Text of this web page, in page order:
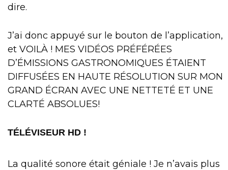
dire.
J’ai donc appuyé sur le bouton de l’application,
et VOILÀ ! MES VIDÉOS PRÉFÉRÉES
D’ÉMISSIONS GASTRONOMIQUES ÉTAIENT
DIFFUSÉES EN HAUTE RÉSOLUTION SUR MON
GRAND ÉCRAN AVEC UNE NETTETÉ ET UNE
CLARTÉ ABSOLUES!
TÉLÉVISEUR HD !
La qualité sonore était géniale ! Je n’avais plus